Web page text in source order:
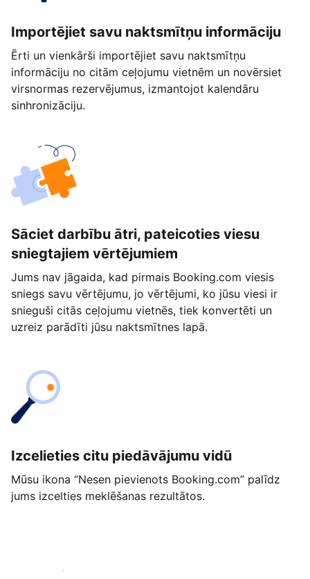
Importējiet savu naktsmītņu informāciju
Ērti un vienkārši importējiet savu naktsmītņu
informāciju no citām ceļojumu vietnēm un novērsiet
virsnormas rezervējumus, izmantojot kalendāru
sinhronizāciju.
Sāciet darbību ātri, pateicoties viesu
sniegtajiem vērtējumiem
Jums nav jāgaida, kad pirmais Booking.com viesis
sniegs savu vērtējumu, jo vērtējumi, ko jūsu viesi ir
snieguši citās ceļojumu vietnēs, tiek konvertēti un
uzreiz parādīti jūsu naktsmītnes lapā.
Izcelieties citu piedāvājumu vidū
Mūsu ikona “Nesen pievienots Booking.com” palīdz
jums izcelties meklēšanas rezultātos.
Sākt jau šodien